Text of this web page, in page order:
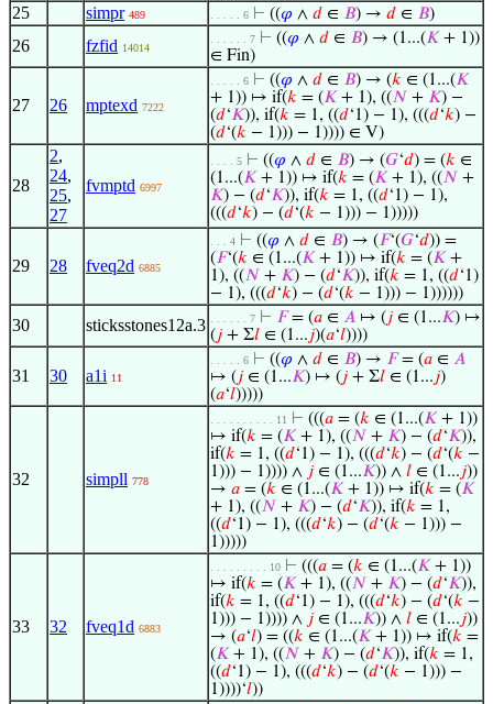
25 simpr 489 . . . . . 6 ⊢ ((𝜑 ∧ 𝑑 ∈ 𝐵) → 𝑑 ∈ 𝐵)
26 fzfid 14014
. . . . . . 7 ⊢ ((𝜑 ∧ 𝑑 ∈ 𝐵) → (1...(𝐾 + 1))
∈ Fin)
27 26 mptexd 7222
. . . . . 6 ⊢ ((𝜑 ∧ 𝑑 ∈ 𝐵) → (𝑘 ∈ (1...(𝐾
+ 1)) ↦ if(𝑘 = (𝐾 + 1), ((𝑁 + 𝐾) −
(𝑑‘𝐾)), if(𝑘 = 1, ((𝑑‘1) − 1), (((𝑑‘𝑘) −
(𝑑‘(𝑘 − 1))) − 1)))) ∈ V)
28
2,
24,
25,
27
fvmptd 6997
. . . . 5 ⊢ ((𝜑 ∧ 𝑑 ∈ 𝐵) → (𝐺‘𝑑) = (𝑘 ∈
(1...(𝐾 + 1)) ↦ if(𝑘 = (𝐾 + 1), ((𝑁 +
𝐾) − (𝑑‘𝐾)), if(𝑘 = 1, ((𝑑‘1) − 1),
(((𝑑‘𝑘) − (𝑑‘(𝑘 − 1))) − 1)))))
29 28 fveq2d 6885
. . . 4 ⊢ ((𝜑 ∧ 𝑑 ∈ 𝐵) → (𝐹‘(𝐺‘𝑑)) =
(𝐹‘(𝑘 ∈ (1...(𝐾 + 1)) ↦ if(𝑘 = (𝐾 +
1), ((𝑁 + 𝐾) − (𝑑‘𝐾)), if(𝑘 = 1, ((𝑑‘1)
− 1), (((𝑑‘𝑘) − (𝑑‘(𝑘 − 1))) − 1))))))
30 sticksstones12a.3 . . . . . . 7 ⊢ 𝐹= (𝑎 ∈ 𝐴 ↦ (𝑗 ∈ (1...𝐾) ↦
(𝑗 + Σ𝑙 ∈ (1...𝑗)(𝑎‘𝑙))))
31 30 a1i 11
. . . . . 6 ⊢ ((𝜑 ∧ 𝑑 ∈ 𝐵) → 𝐹= (𝑎 ∈ 𝐴
↦ (𝑗 ∈ (1...𝐾) ↦ (𝑗 + Σ𝑙 ∈ (1...𝑗)
(𝑎‘𝑙)))))
32 simpll 778
. . . . . . . . . . 11 ⊢ (((𝑎 = (𝑘 ∈ (1...(𝐾 + 1))
↦ if(𝑘 = (𝐾 + 1), ((𝑁 + 𝐾) − (𝑑‘𝐾)),
if(𝑘 = 1, ((𝑑‘1) − 1), (((𝑑‘𝑘) − (𝑑‘(𝑘 −
1))) − 1)))) ∧ 𝑗 ∈ (1...𝐾)) ∧ 𝑙 ∈ (1...𝑗))
→ 𝑎 = (𝑘 ∈ (1...(𝐾 + 1)) ↦ if(𝑘 = (𝐾
+ 1), ((𝑁 + 𝐾) − (𝑑‘𝐾)), if(𝑘 = 1,
((𝑑‘1) − 1), (((𝑑‘𝑘) − (𝑑‘(𝑘 − 1))) −
1)))))
33 32 fveq1d 6883
. . . . . . . . . 10 ⊢ (((𝑎 = (𝑘 ∈ (1...(𝐾 + 1))
↦ if(𝑘 = (𝐾 + 1), ((𝑁 + 𝐾) − (𝑑‘𝐾)),
if(𝑘 = 1, ((𝑑‘1) − 1), (((𝑑‘𝑘) − (𝑑‘(𝑘 −
1))) − 1)))) ∧ 𝑗 ∈ (1...𝐾)) ∧ 𝑙 ∈ (1...𝑗))
→ (𝑎‘𝑙) = ((𝑘 ∈ (1...(𝐾 + 1)) ↦ if(𝑘 =
(𝐾 + 1), ((𝑁 + 𝐾) − (𝑑‘𝐾)), if(𝑘 = 1,
((𝑑‘1) − 1), (((𝑑‘𝑘) − (𝑑‘(𝑘 − 1))) −
1))))‘𝑙))